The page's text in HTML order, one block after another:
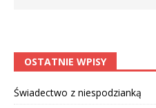
OSTATNIE WPISY
Świadectwo z niespodzianką